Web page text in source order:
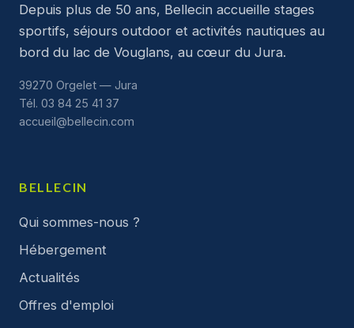
Depuis plus de 50 ans, Bellecin accueille stages
sportifs, séjours outdoor et activités nautiques au
bord du lac de Vouglans, au cœur du Jura.
39270 Orgelet — Jura
Tél. 03 84 25 41 37
accueil@bellecin.com
BELLECIN
Qui sommes-nous ?
Hébergement
Actualités
Offres d'emploi